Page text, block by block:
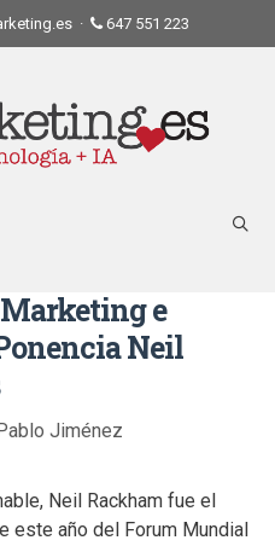
· 647 551 223
e
Neil
Jiménez
Neil Rackham fue el
este año del Forum Mundial